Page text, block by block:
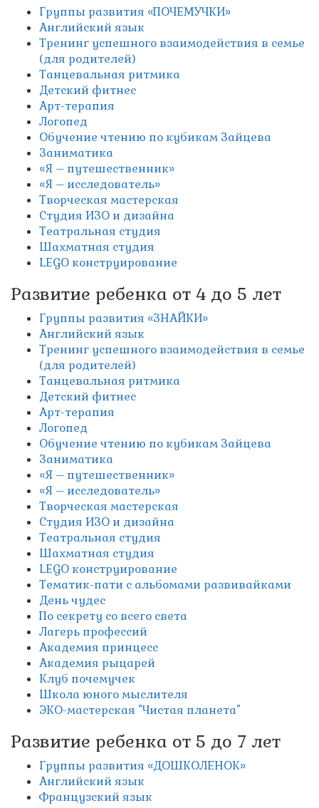
Группы развития «ПОЧЕМУЧКИ»
Английский язык
Тренинг успешного взаимодействия в семье
(для родителей)
Танцевальная ритмика
Детский фитнес
Арт-терапия
Логопед
Обучение чтению по кубикам Зайцева
Заниматика
«Я – путешественник»
«Я – исследователь»
Творческая мастерская
Студия ИЗО и дизайна
Театральная студия
Шахматная студия
LEGO конструирование
Развитие ребенка от 4 до 5 лет
Группы развития «ЗНАЙКИ»
Английский язык
Тренинг успешного взаимодействия в семье
(для родителей)
Танцевальная ритмика
Детский фитнес
Арт-терапия
Логопед
Обучение чтению по кубикам Зайцева
Заниматика
«Я – путешественник»
«Я – исследователь»
Творческая мастерская
Студия ИЗО и дизайна
Театральная студия
Шахматная студия
LEGO конструирование
Тематик-пати с альбомами развивайками
День чудес
По секрету со всего света
Лагерь профессий
Академия принцесс
Академия рыцарей
Клуб почемучек
Школа юного мыслителя
ЭКО-мастерская "Чистая планета"
Развитие ребенка от 5 до 7 лет
Группы развития «ДОШКОЛЕНОК»
Английский язык
Французский язык